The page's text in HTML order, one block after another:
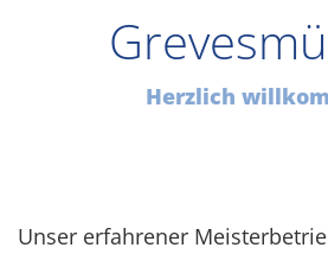
Herzlich
Unser erfahrener